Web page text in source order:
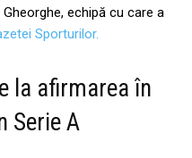
echipă cu care a
Sporturilor.
la afirmarea în
Serie A